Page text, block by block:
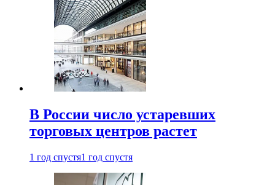
В России число устаревших
торговых центров растет
1 год спустя1 год спустя